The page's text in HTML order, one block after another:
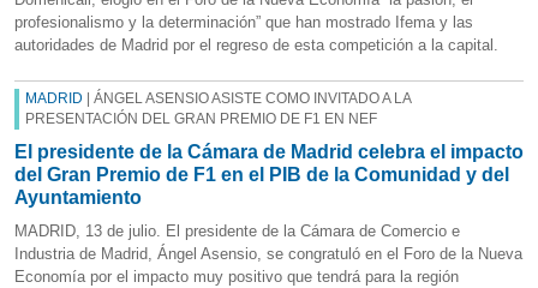
profesionalismo y la determinación” que han mostrado Ifema y las
autoridades de Madrid por el regreso de esta competición a la capital.
MADRID | ÁNGEL ASENSIO ASISTE COMO INVITADO A LA
PRESENTACIÓN DEL GRAN PREMIO DE F1 EN NEF
El presidente de la Cámara de Madrid celebra el impacto
del Gran Premio de F1 en el PIB de la Comunidad y del
Ayuntamiento
MADRID, 13 de julio. El presidente de la Cámara de Comercio e
Industria de Madrid, Ángel Asensio, se congratuló en el Foro de la Nueva
Economía por el impacto muy positivo que tendrá para la región